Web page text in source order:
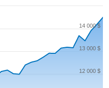
12 000 $
13 000 $
14 000 $